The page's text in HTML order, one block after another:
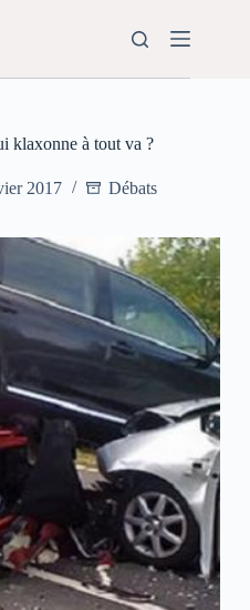
klaxonne à tout va ?
2017 Débats